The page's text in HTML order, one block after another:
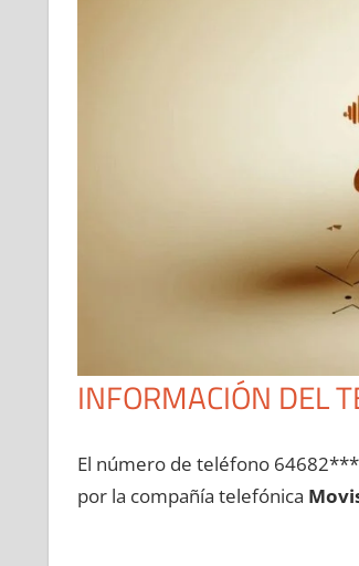
INFORMACIÓN DEL
El número dе teléfono
pοr la compañía telefónica